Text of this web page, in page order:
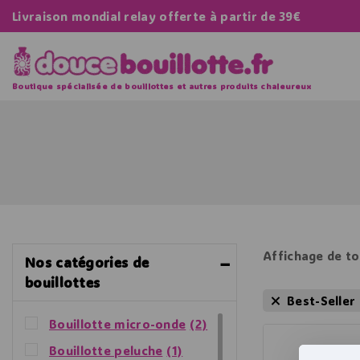
Livraison mondial relay offerte à partir de 39€
Boutique spécialisée de bouillottes et autres produits chaleureux
Affichage de
Best-Seller
Nos catégories de
bouillottes
Bouillotte micro-onde (2)
Bouillotte peluche (1)